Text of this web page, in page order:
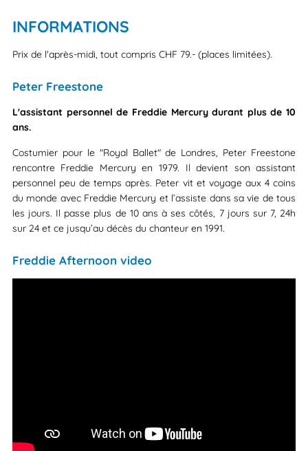
INFORMATIONS
Prix de l'après-midi, tout compris CHF 79.- (places limitées).
Peter Freestone
L'assistant personnel de Freddie Mercury durant plus de 10
ans.
Costumier pour le "Royal Ballet" de Londres, Peter Freestone
rencontre Freddie Mercury en 1979. Il devient son assistant
personnel peu de temps après. Peter vit et voyage aux 4 coins
du monde avec Freddie Mercury et l’assiste dans sa vie de tous
les jours. Il passe plus de 10 ans à ses côtés, 7 jours sur 7, 24h
sur 24 et ce jusqu’au décès du chanteur en 1991.
Freddie Afternoon video